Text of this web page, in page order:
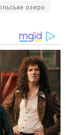
озеро